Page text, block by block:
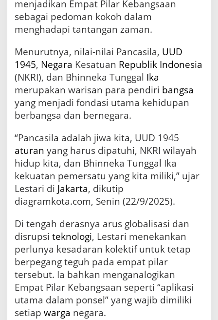
a
a
A
a
l
h
“
A
p
k
a
s
i
U
m
K
e
h
d
u
p
n
menjadikan Empat Pilar Kebangsaan
sebagai pedoman kokoh dalam
menghadapi tantangan zaman.
Menurutnya, nilai-nilai Pancasila, UUD
1945, Negara Kesatuan Republik Indonesia
(NKRI), dan Bhinneka Tunggal Ika
merupakan warisan para pendiri bangsa
yang menjadi fondasi utama kehidupan
berbangsa dan bernegara.
“Pancasila adalah jiwa kita, UUD 1945
aturan yang harus dipatuhi, NKRI wilayah
hidup kita, dan Bhinneka Tunggal Ika
kekuatan pemersatu yang kita miliki,” ujar
Lestari di Jakarta, dikutip
diagramkota.com, Senin (22/9/2025).
Di tengah derasnya arus globalisasi dan
disrupsi teknologi, Lestari menekankan
perlunya kesadaran kolektif untuk tetap
berpegang teguh pada empat pilar
tersebut. Ia bahkan menganalogikan
Empat Pilar Kebangsaan seperti “aplikasi
utama dalam ponsel” yang wajib dimiliki
setiap warga negara.